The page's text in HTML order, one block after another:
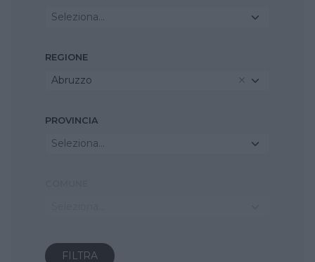
Seleziona...
REGIONE
Abruzzo
PROVINCIA
Seleziona...